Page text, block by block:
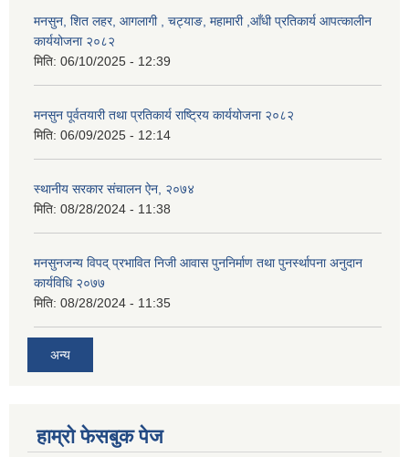
मनसुन, शित लहर, आगलागी , चट्याङ, महामारी ,आँधी प्रतिकार्य आपत्कालीन
कार्ययोजना २०८२
मिति: 06/10/2025 - 12:39
मनसुन पूर्वतयारी तथा प्रतिकार्य राष्ट्रिय कार्ययोजना २०८२
मिति: 06/09/2025 - 12:14
स्थानीय सरकार संचालन ऐन, २०७४
मिति: 08/28/2024 - 11:38
मनसुनजन्य विपद् प्रभावित निजी आवास पुननिर्माण तथा पुनर्स्थापना अनुदान
कार्यविधि २०७७
मिति: 08/28/2024 - 11:35
अन्य
हाम्राे फेसबुक पेज